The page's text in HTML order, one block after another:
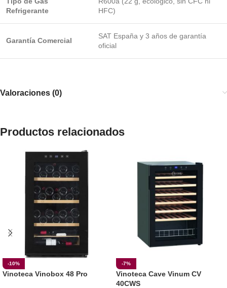
Refrigerante
HFC)
Garantía Comercial
SAT España y 3 años de garantía
oficial
Valoraciones (0)
Productos relacionados
-10%
Vinoteca Vinobox 48 Pro
-7%
Vinoteca Cave Vinum CV
40CWS